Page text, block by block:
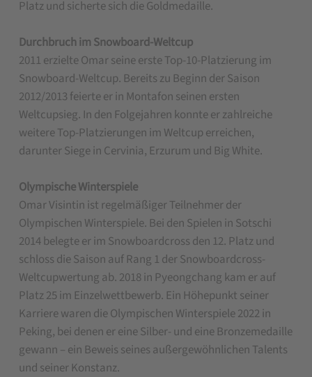
Platz und sicherte sich die Goldmedaille.
Durchbruch im Snowboard-Weltcup
2011 erzielte Omar seine erste Top-10-Platzierung im
Snowboard-Weltcup. Bereits zu Beginn der Saison
2012/2013 feierte er in Montafon seinen ersten
Weltcupsieg. In den Folgejahren konnte er zahlreiche
weitere Top-Platzierungen im Weltcup erreichen,
darunter Siege in Cervinia, Erzurum und Big White.
Olympische Winterspiele
Omar Visintin ist regelmäßiger Teilnehmer der
Olympischen Winterspiele. Bei den Spielen in Sotschi
2014 belegte er im Snowboardcross den 12. Platz und
schloss die Saison auf Rang 1 der Snowboardcross-
Weltcupwertung ab. 2018 in Pyeongchang kam er auf
Platz 25 im Einzelwettbewerb. Ein Höhepunkt seiner
Karriere waren die Olympischen Winterspiele 2022 in
Peking, bei denen er eine Silber- und eine Bronzemedaille
gewann – ein Beweis seines außergewöhnlichen Talents
und seiner Konstanz.